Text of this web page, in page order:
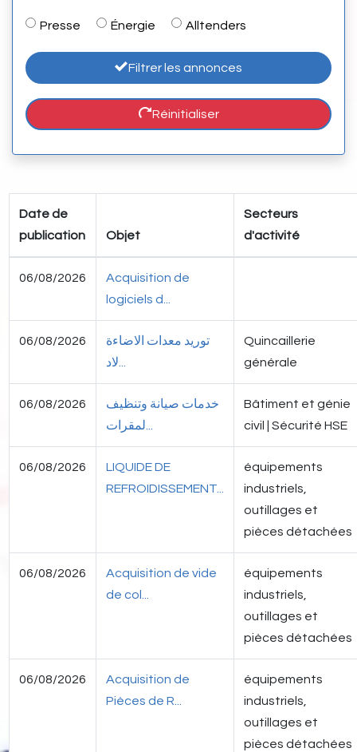
Presse Énergie Alltenders
Filtrer les annonces
Réinitialiser
Date de
publication
Objet
Secteurs
d'activité
06/08/2026
Acquisition de
logiciels d...
06/08/2026
توريد معدات الاضاءة
لاد...
Quincaillerie
générale
06/08/2026
خدمات صيانة وتنظيف
لمقرات...
Bâtiment et génie
civil | Sécurité HSE
06/08/2026
LIQUIDE DE
REFROIDISSEMENT...
équipements
industriels,
outillages et
pièces détachées
06/08/2026
Acquisition de vide
de col...
équipements
industriels,
outillages et
pièces détachées
06/08/2026
Acquisition de
Pièces de R...
équipements
industriels,
outillages et
pièces détachées